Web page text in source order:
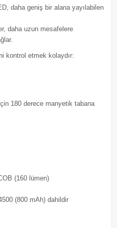
daha geniş bir alana yayılabilen
daha uzun mesafelere
kontrol etmek kolaydır:
180 derece manyetik tabana
(160 lümen)
(800 mAh) dahildir